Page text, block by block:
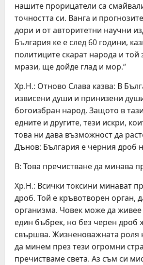
нашите прорицатели са
точността си. Ванга и
дори и от авторитетни научни
България ке е след 60 години,
политиците скарат народа и той
мрази, ще дойде глад и мор.“
Хр.Н.: Отново Слава казва: В
извисени души и принизени
богоизбран народ. Защото в
едните и другите, тези искри,
това ни дава възможност да
Дънов: България е черния дроб
В: Това пречистване да минава
Хр.Н.: Всички токсини минават
дроб. Той е кръвотворен орган,
организма. Човек може да живее
един бъбрек, но без черен дроб
свършва. Жизненоважната роля
да минем през тези огромни
пречистваме света. Аз съм си